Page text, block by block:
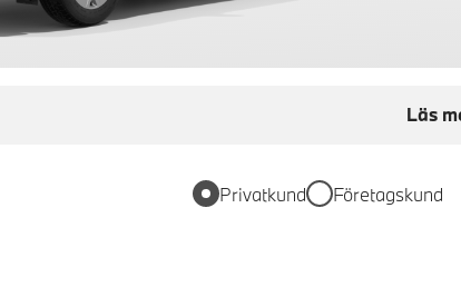
Läs
Privatkund Företagskund